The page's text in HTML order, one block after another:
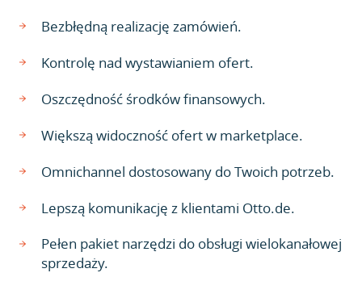
Bezbłędną realizację zamówień.
Kontrolę nad wystawianiem ofert.
Oszczędność środków finansowych.
Większą widoczność ofert w marketplace.
Omnichannel dostosowany do Twoich potrzeb.
Lepszą komunikację z klientami Otto.de.
Pełen pakiet narzędzi do obsługi wielokanałowej
sprzedaży.